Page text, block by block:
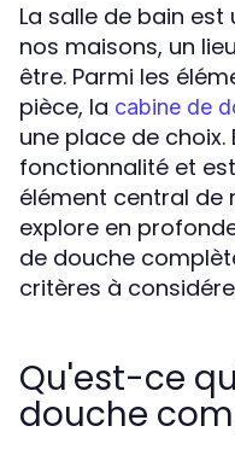
La salle de bain
nos maisons, un
être. Parmi les
pièce, la cabine de
une place de choix.
fonctionnalité et
élément central de
explore en
de douche
critères à
Qu'est-ce
douche